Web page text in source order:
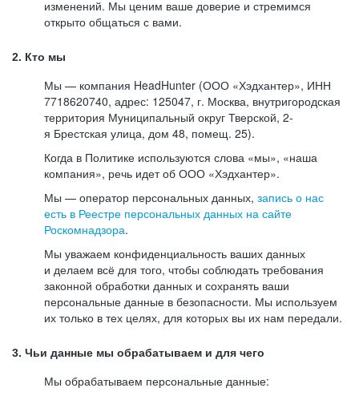
изменений. Мы ценим ваше доверие и стремимся
открыто общаться с вами.
2. Кто мы
Мы — компания HeadHunter (ООО «Хэдхантер», ИНН
7718620740, адрес: 125047, г. Москва, внутригородская
территория Муниципальный округ Тверской, 2-
я Брестская улица, дом 48, помещ. 25).
Когда в Политике используются слова «мы», «наша
компания», речь идет об ООО «Хэдхантер».
Мы — оператор персональных данных, запись о нас
есть в Реестре персональных данных на сайте
Роскомнадзора.
Мы уважаем конфиденциальность ваших данных
и делаем всё для того, чтобы соблюдать требования
законной обработки данных и сохранять ваши
персональные данные в безопасности. Мы используем
их только в тех целях, для которых вы их нам передали.
3. Чьи данные мы обрабатываем и для чего
Мы обрабатываем персональные данные: